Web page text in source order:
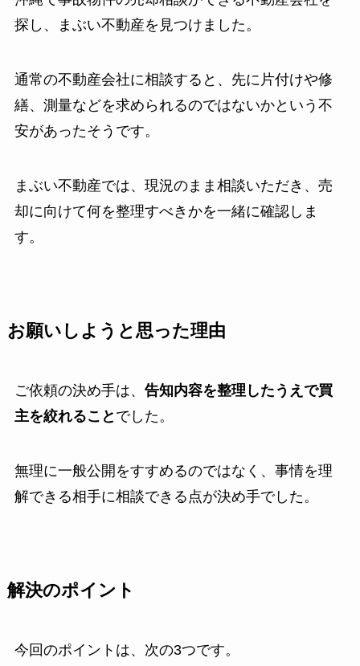
探し、まぶい不動産を見つけました。
通常の不動産会社に相談すると、先に片付けや修
繕、測量などを求められるのではないかという不
安があったそうです。
まぶい不動産では、現況のまま相談いただき、売
却に向けて何を整理すべきかを一緒に確認しま
す。
お願いしようと思った理由
ご依頼の決め手は、 告知内容を整理したうえで買
主を絞れること でした。
無理に一般公開をすすめるのではなく、事情を理
解できる相手に相談できる点が決め手でした。
解決のポイント
今回のポイントは、次の3つです。